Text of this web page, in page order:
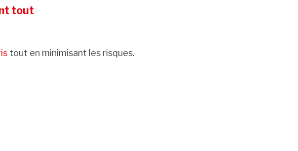
tout
tout en minimisant les risques.